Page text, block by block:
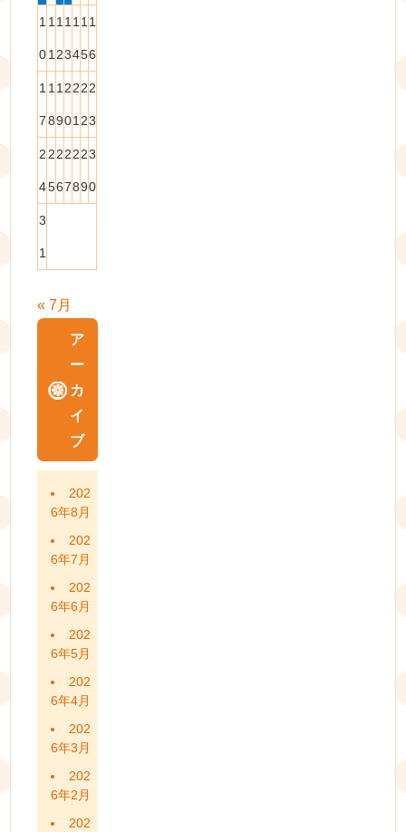
1
0
1
1
1
2
1
3
1
4
1
5
1
6
1
7
1
8
1
9
2
0
2
1
2
2
2
3
2
4
2
5
2
6
2
7
2
8
2
9
3
0
3
1
« 7月
ア
ー
カ
イ
ブ
202
6年8月
202
6年7月
202
6年6月
202
6年5月
202
6年4月
202
6年3月
202
6年2月
202